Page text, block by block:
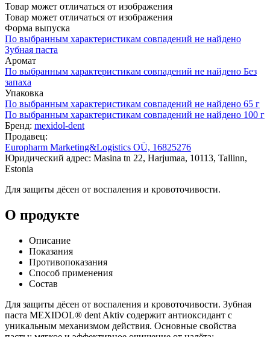
Товар может отличаться от изображения
Товар может отличаться от изображения
Форма выпуска
По выбранным характеристикам совпадений не найдено
Зубная паста
Аромат
По выбранным характеристикам совпадений не найдено Без
запаха
Упаковка
По выбранным характеристикам совпадений не найдено 65 г
По выбранным характеристикам совпадений не найдено 100 г
Бренд: mexidol-dent
Продавец:
Europharm Marketing&Logistics OÜ, 16825276
Юридический адрес: Masina tn 22, Harjumaa, 10113, Tallinn,
Estonia
Для защиты дёсен от воспаления и кровоточивости.
О продукте
Описание
Показания
Противопоказания
Способ применения
Состав
Для защиты дёсен от воспаления и кровоточивости. Зубная
паста MEXIDOL® dent Aktiv содержит антиоксидант с
уникальным механизмом действия. Основные свойства